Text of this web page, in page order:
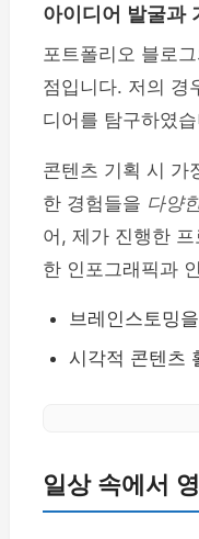
아이디어 발굴과
포트폴리오 블로
점입니다. 저의 경
디어를 탐구하였
콘텐츠 기획 시 가
한 경험들을 다양
어, 제가 진행한
한 인포그래픽과
브레인스토밍
시각적 콘텐츠
일상 속에서